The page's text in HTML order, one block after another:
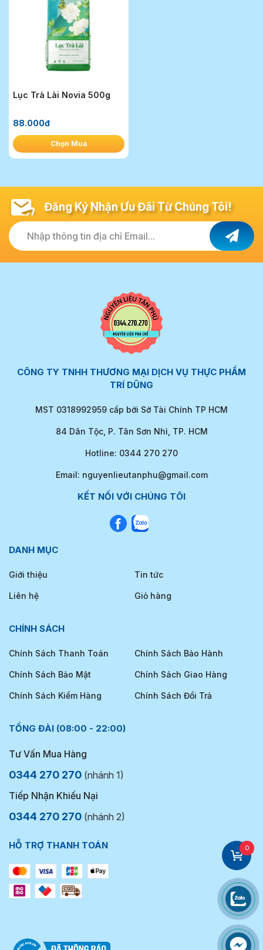
Lục Trà Lài Novia 500g
88.000đ
Chọn Mua
Đăng Ký Nhận Ưu Đãi Từ Chúng Tôi!
Nhập thông tin địa chỉ Email...
CÔNG TY TNHH THƯƠNG MẠI DỊCH VỤ THỰC PHẨM
TRÍ DŨNG
MST 0318992959 cấp bởi Sở Tài Chính TP HCM
84 Dân Tộc, P. Tân Sơn Nhì, TP. HCM
Hotline: 0344 270 270
Email: nguyenlieutanphu@gmail.com
KẾT NỐI VỚI CHÚNG TÔI
DANH MỤC
Giới thiệu Tin tức
Liên hệ Giỏ hàng
CHÍNH SÁCH
Chính Sách Thanh Toán Chính Sách Bảo Hành
Chính Sách Bảo Mật Chính Sách Giao Hàng
Chính Sách Kiểm Hàng Chính Sách Đổi Trả
TỔNG ĐÀI (08:00 - 22:00)
Tư Vấn Mua Hàng
0344 270 270 (nhánh 1)
Tiếp Nhận Khiếu Nại
0344 270 270 (nhánh 2)
HỖ TRỢ THANH TOÁN 0